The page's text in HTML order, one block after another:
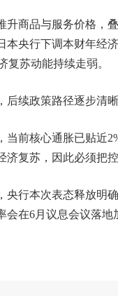
升商品与服务价格，
本央行下调本财年经
复苏动能持续走弱。
后续政策路径逐步清晰
当前核心通胀已贴近
济复苏，因此必须把
央行本次表态释放明
会在6月议息会议落地